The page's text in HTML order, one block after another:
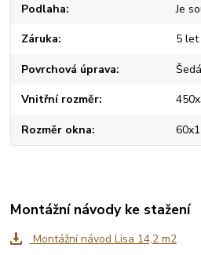
Podlaha Je
Záruka 5 let
Povrchová úprava
Vnitřní rozměr
Rozměr okna
Montážní návody ke stažení
Montážní návod Lisa 14,2 m2